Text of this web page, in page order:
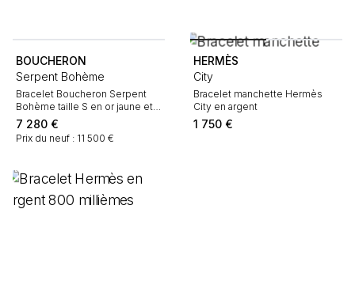
BOUCHERON
Serpent Bohème
Bracelet Boucheron Serpent
Bohème taille S en or jaune et
diamants
7 280 €
Prix du neuf : 11 500 €
HERMÈS
City
Bracelet manchette Hermès
City en argent
1 750 €